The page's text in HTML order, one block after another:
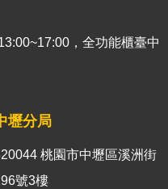
，全功能櫃臺中
壢分局
桃園市中壢區溪洲街
號3樓